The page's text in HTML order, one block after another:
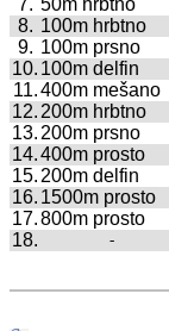
7. 50m hrbtno
8. 100m hrbtno
9. 100m prsno
10. 100m delfin
11.400m mešano
12. 200m hrbtno
13. 200m prsno
14.400m prosto
15. 200m delfin
16. 1500m prosto
17.800m prosto
18.
-